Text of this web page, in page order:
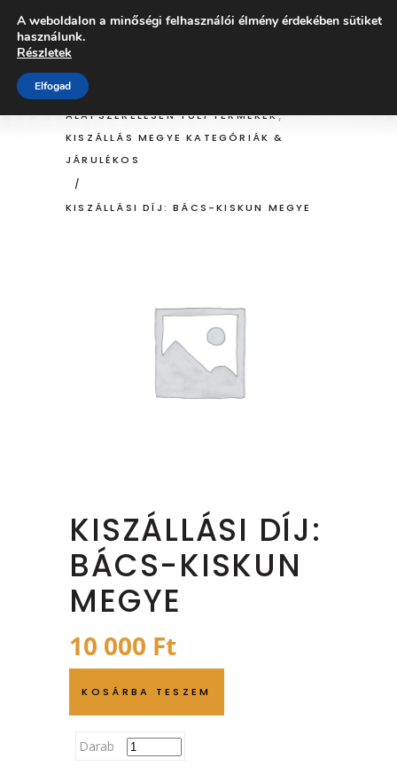
ÜZLET
HOME
ALAPSZERELÉSEN TÚLI TERMÉKEK,
KISZÁLLÁS MEGYE KATEGÓRIÁK &
JÁRULÉKOS
/
KISZÁLLÁSI DÍJ: BÁCS-KISKUN MEGYE
KISZÁLLÁSI DÍJ:
BÁCS-KISKUN
MEGYE
10 000 Ft
KOSÁRBA TESZEM
Darab
A weboldalon a minőségi felhasználói élmény érdekében sütiket
használunk.
Részletek
Elfogad